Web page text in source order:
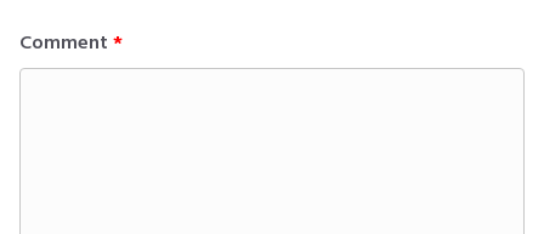
Comment *